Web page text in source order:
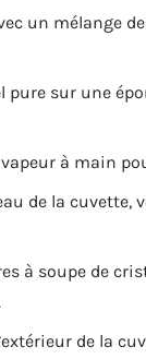
un mélange
pure sur une
à main
de la
à soupe de
de la